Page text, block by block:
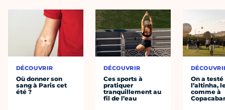
DÉCOUVRIR
Où donner son
sang à Paris cet
été ?
DÉCOUVRIR
Ces sports à
pratiquer
tranquillement au
fil de l’eau
On a testé
l’altinha,
comme à